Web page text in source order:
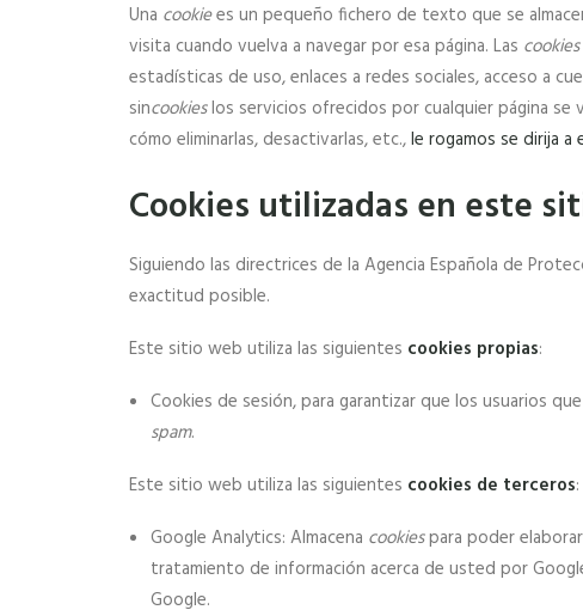
Una cookiees un pequeño fichero de texto que se
visita cuando vuelva a navegar por esa página. Las cookies
estadísticas de uso, enlaces a redes sociales, acceso a
sincookieslos servicios ofrecidos por cualquier página se
cómo eliminarlas, desactivarlas, etc.,le rogamos se dirija a
Cookies utilizadas en este
Siguiendo las directrices de la Agencia Española de
exactitud posible.
Este sitio web utiliza las siguientes cookies propias:
Cookies de sesión, para garantizar que los usuarios
spam.
Este sitio web utiliza las siguientes cookies de terceros:
Google Analytics: Almacena cookiespara poder
tratamiento de información acerca de usted por
Google.